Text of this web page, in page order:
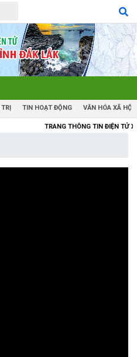
Tiếng Việt Tiếng Anh
TIN HOẠT ĐỘNG VĂN HÓA XÃ HỘI
TRANG THÔNG TIN ĐIỆN TỬ XÃ CƯM'GAR,